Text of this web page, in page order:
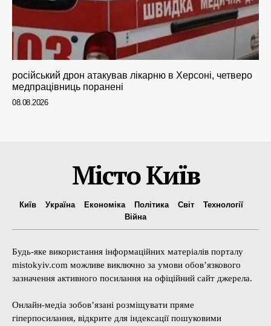
російський дрон атакував лікарню в Херсоні, четверо
медпрацівниць поранені
08.08.2026
Місто Київ
Київ Україна Економіка Політика Світ
Технології
Війна
Будь-яке використання інформаційних матеріалів порталу
mistokyiv.com можливе виключно за умови обов’язкового
зазначення активного посилання на офіційний сайт джерела.
Онлайн-медіа зобов’язані розміщувати пряме
гіперпосилання, відкрите для індексації пошуковими